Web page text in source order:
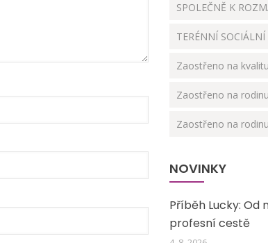
SPOLEČNĚ K
TERÉNNÍ SOCIÁLNÍ
Zaostřeno na kvalitu
Zaostřeno na rodinu
Zaostřeno na
NOVINKY
Příběh Lucky: Od
profesní cestě